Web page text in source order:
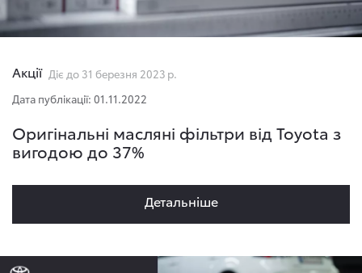
Акції Діє до 31 березня 2023 р.
Дата публікації: 01.11.2022
Оригінальні масляні фільтри від Toyota з
вигодою до 37%
Детальнiше